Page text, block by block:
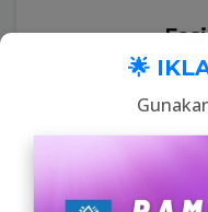
Masjid,
🌟